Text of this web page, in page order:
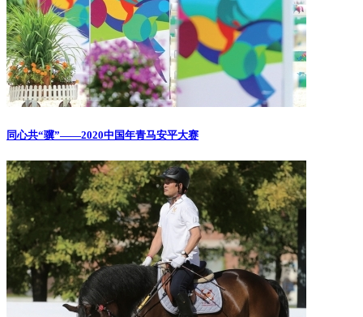
同心共“骥”——2020中国年青马安平大赛